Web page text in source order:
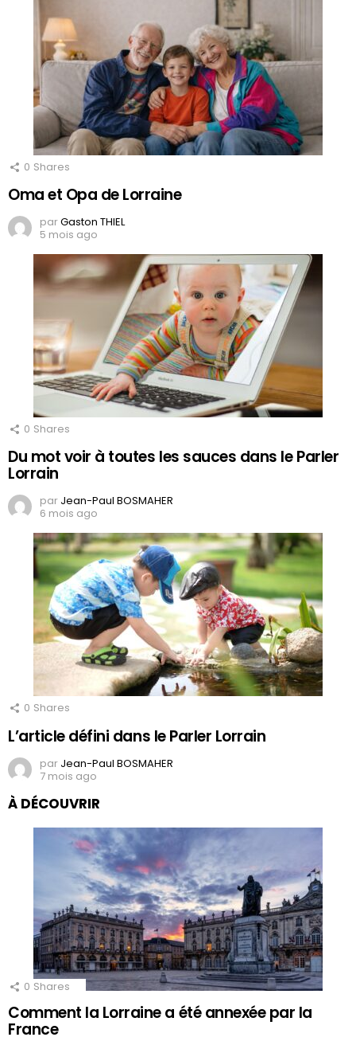
0 Shares
Oma et Opa de Lorraine
parGaston THIEL
5 mois ago
0 Shares
Du mot voir à toutes les sauces dans le Parler
Lorrain
par Jean-Paul BOSMAHER
6 mois ago
0 Shares
L’article défini dans le Parler Lorrain
par Jean-Paul BOSMAHER
7 mois ago
À DÉCOUVRIR
0 Shares
Comment la Lorraine a été annexée par la
France